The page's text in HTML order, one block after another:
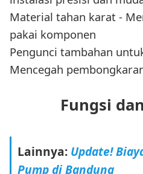
Material tahan karat -
pakai komponen
Pengunci tambahan
Mencegah
Fungsi
Lainnya: Update!
Pump di Bandung